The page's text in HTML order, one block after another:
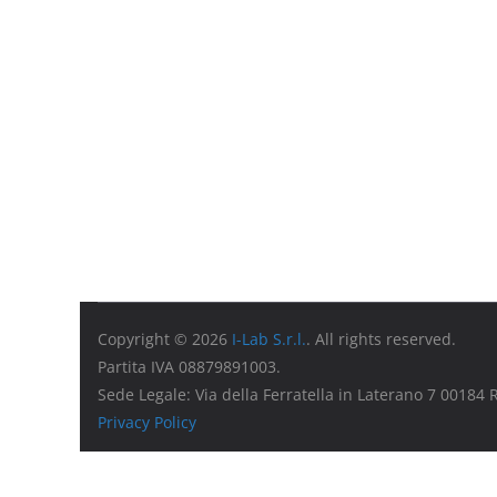
Copyright © 2026 I-Lab S.r.l.. All rights reserved.
Partita IVA 08879891003.
Sede Legale: Via della Ferratella in Laterano 7 00184
Privacy Policy